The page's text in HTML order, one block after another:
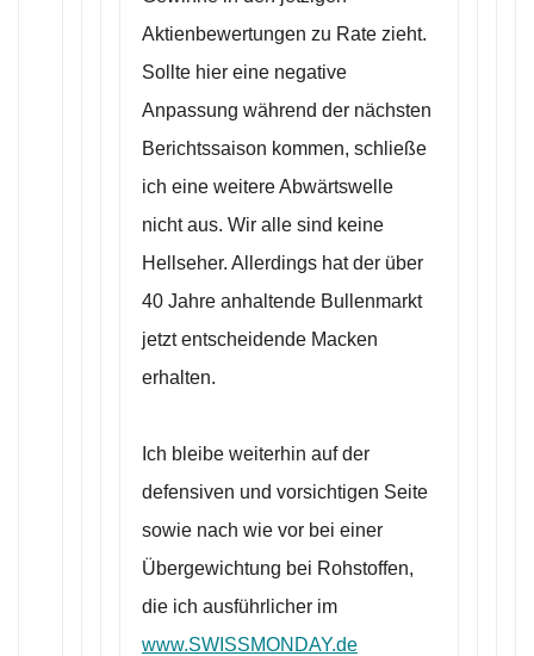
Aktienbewertungen zu Rate zieht.
Sollte hier eine negative
Anpassung während der nächsten
Berichtssaison kommen, schließe
ich eine weitere Abwärtswelle
nicht aus. Wir alle sind keine
Hellseher. Allerdings hat der über
40 Jahre anhaltende Bullenmarkt
jetzt entscheidende Macken
erhalten.
Ich bleibe weiterhin auf der
defensiven und vorsichtigen Seite
sowie nach wie vor bei einer
Übergewichtung bei Rohstoffen,
die ich ausführlicher im
www.SWISSMONDAY.de